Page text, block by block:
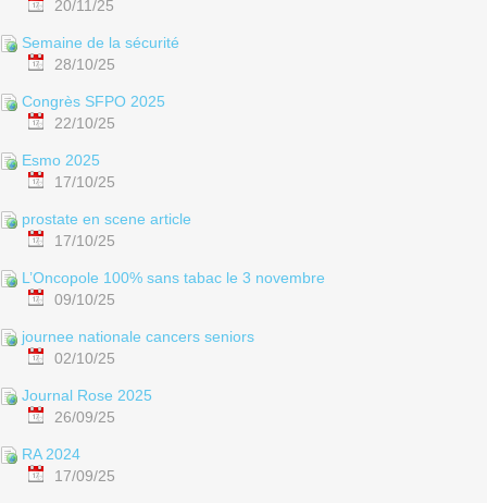
20/11/25
Semaine de la sécurité
28/10/25
Congrès SFPO 2025
22/10/25
Esmo 2025
17/10/25
prostate en scene article
17/10/25
L’Oncopole 100% sans tabac le 3 novembre
09/10/25
journee nationale cancers seniors
02/10/25
Journal Rose 2025
26/09/25
RA 2024
17/09/25